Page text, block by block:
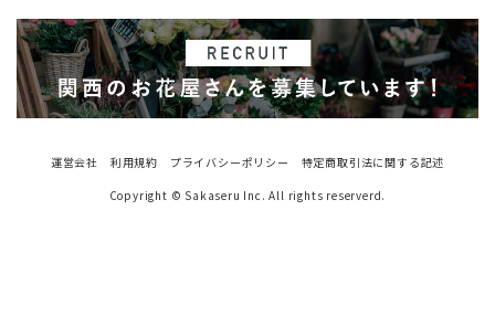
運営会社 利用規約 プライバシーポリシー
特定商取引法に関する記述
Copyright © Sakaseru Inc. All rights reserverd.